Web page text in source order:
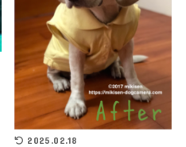
2025.02.18